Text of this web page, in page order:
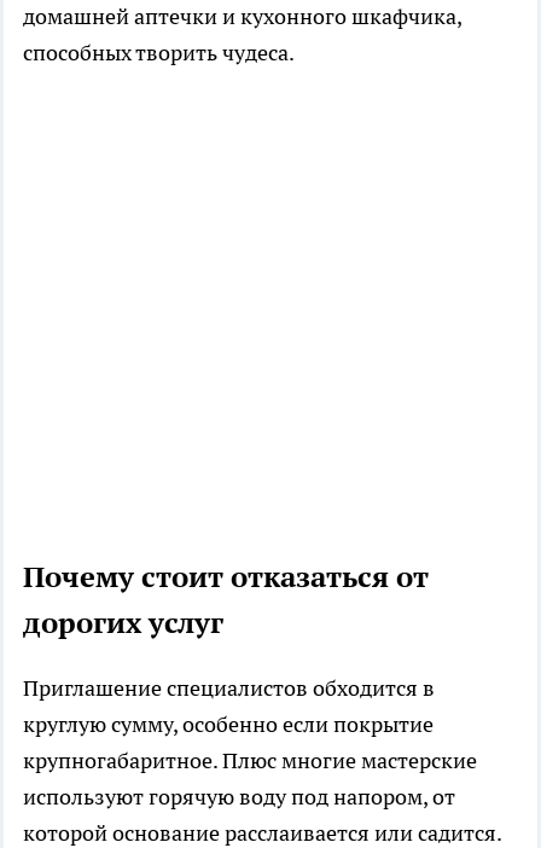
домашней аптечки и кухонного шкафчика,
способных творить чудеса.
Почему стоит отказаться от
дорогих услуг
Приглашение специалистов обходится в
круглую сумму, особенно если покрытие
крупногабаритное. Плюс многие мастерские
используют горячую воду под напором, от
которой основание расслаивается или садится.